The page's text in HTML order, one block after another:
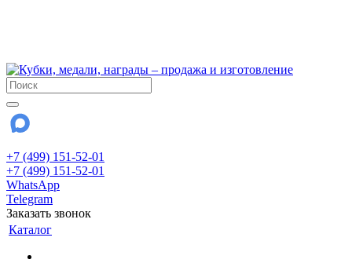
+7 (499) 151-52-01
+7 (499) 151-52-01
WhatsApp
Telegram
Заказать звонок
Каталог